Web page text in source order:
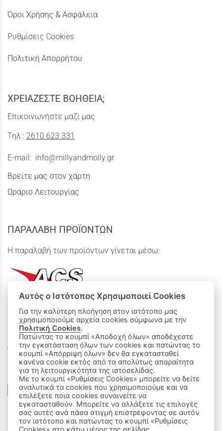
Όροι Χρήσης & Ασφάλεια
Ρυθμίσεις Cookies
Πολιτική Απορρήτου
ΧΡΕΙΑΖΕΣΤΕ ΒΟΗΘΕΙΑ;
Επικοινωνήστε μαζί μας
Τηλ.: 2610 623 331
E-mail: info@millyandmolly.gr
Βρείτε μας στον χάρτη
Ωράριο Λειτουργίας
ΠΑΡΑΛΑΒΗ ΠΡΟΪΟΝΤΩΝ
Η παραλαβή των προϊόντων γίνεται μέσω:
ΟΙ ΑΓΟΡΕΣ ΜΟΥ
Καλάθι Αγορών
Δεχόμαστε όλες τις πιστωτικές κάρτες:
Αυτός ο Ιστότοπος Χρησιμοποιεί Cookies
Για την καλύτερη πλοήγηση στον ιστότοπο μας
χρησιμοποιούμε αρχεία cookies σύμφωνα με την
Πολιτική Cookies.
Πατώντας το κουμπί «Αποδοχή όλων» αποδέχεστε
την εγκατάσταση όλων των cookies και πατώντας το
κουμπί «Απόρριψη όλων» δεν θα εγκατασταθεί
κανένα cookie εκτός από τα απολύτως απαραίτητα
για τη λειτουργικότητα της ιστοσελίδας.
Με το κουμπί «Ρυθμίσεις Cookies» μπορείτε να δείτε
αναλυτικά τα cookies που χρησιμοποιούμε και να
επιλέξετε ποια cookies συναινείτε να
εγκατασταθούν. Μπορείτε να αλλάξετε τις επιλογές
σας αυτές ανά πάσα στιγμή επιστρέφοντας σε αυτόν
τον ιστότοπο και πατώντας το κουμπί «Ρυθμίσεις
Cookies» στο κάτω μέρος της σελίδας.